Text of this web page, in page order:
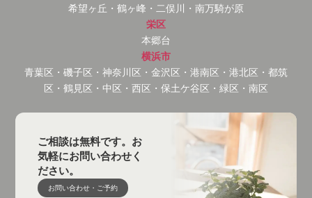
希望ヶ丘・鶴ヶ峰・二俣川・南万騎が原
栄区
本郷台
横浜市
青葉区・磯子区・神奈川区・金沢区・港南区・港北区・都筑
区・鶴見区・中区・西区・保土ケ谷区・緑区・南区
ご相談は無料です。お
気軽にお問い合わせく
ださい。
お問い合わせ・ご予約